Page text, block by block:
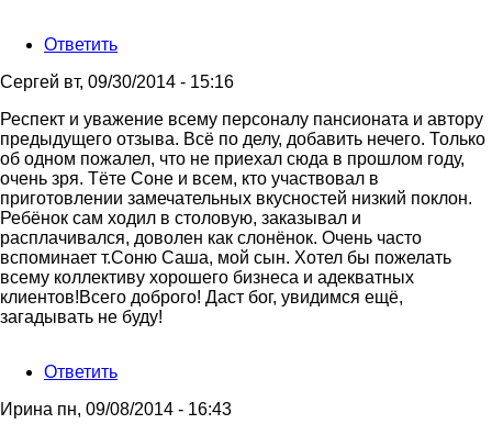
Ответить
Сергей вт, 09/30/2014 - 15:16
Респект и уважение всему персоналу пансионата и автору
предыдущего отзыва. Всё по делу, добавить нечего. Только
об одном пожалел, что не приехал сюда в прошлом году,
очень зря. Тёте Соне и всем, кто участвовал в
приготовлении замечательных вкусностей низкий поклон.
Ребёнок сам ходил в столовую, заказывал и
расплачивался, доволен как слонёнок. Очень часто
вспоминает т.Соню Саша, мой сын. Хотел бы пожелать
всему коллективу хорошего бизнеса и адекватных
клиентов!Всего доброго! Даст бог, увидимся ещё,
загадывать не буду!
Ответить
Ирина пн, 09/08/2014 - 16:43